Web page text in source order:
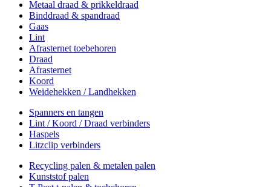
Metaal draad & prikkeldraad
Binddraad & spandraad
Gaas
Lint
Afrasternet toebehoren
Draad
Afrasternet
Koord
Weidehekken / Landhekken
Spanners en tangen
Lint / Koord / Draad verbinders
Haspels
Litzclip verbinders
Recycling palen & metalen palen
Kunststof palen